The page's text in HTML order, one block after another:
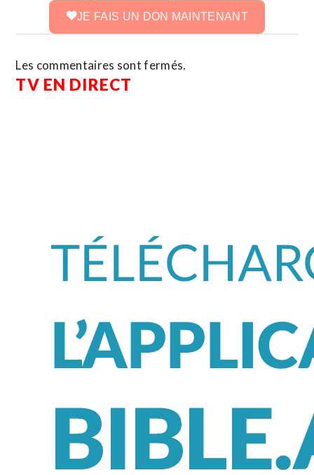
JE FAIS UN DON MAINTENANT
Les commentaires sont fermés.
TV EN DIRECT